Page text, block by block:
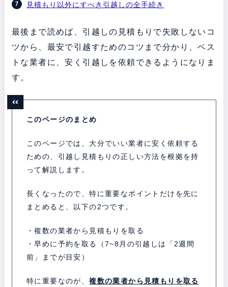
見積もり以外にすべき引越しの全手続き
最後まで読めば、引越しの見積もりで失敗しないコ
ツから、最安で引越すためのコツまで分かり、ベス
トな業者に、安く引越しを依頼できるようになりま
す。
このページのまとめ
このページでは、大分でいい業者に安く依頼する
ための、引越し見積もりの正しい方法を根拠を持
って解説します。
長くなったので、特に重要なポイントだけを先に
まとめると、以下の2つです。
・複数の業者から見積もりを取る
・早めに予約を取る（7~8月の引越しは「2週間
前」までが目安）
特に重要なのが、複数の業者から見積もりを取る